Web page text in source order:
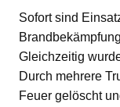
Sofort sind
Gleichzeitig
Durch mehrere
Feuer gelöscht